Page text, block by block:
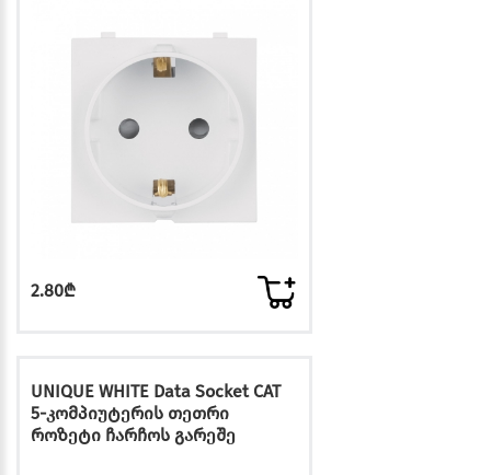
2.80₾
UNIQUE WHITE Data Socket CAT
5-კომპიუტერის თეთრი
როზეტი ჩარჩოს გარეშე